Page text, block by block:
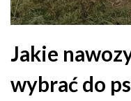
Jakie
wybrać do